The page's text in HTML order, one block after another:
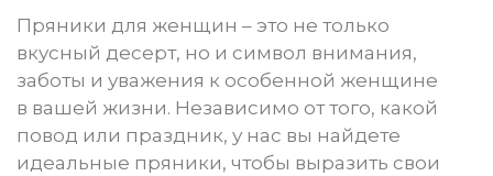
Пряники для женщин – это не только
вкусный десерт, но и символ внимания,
заботы и уважения к особенной женщине
в вашей жизни. Независимо от того, какой
повод или праздник, у нас вы найдете
идеальные пряники, чтобы выразить свои